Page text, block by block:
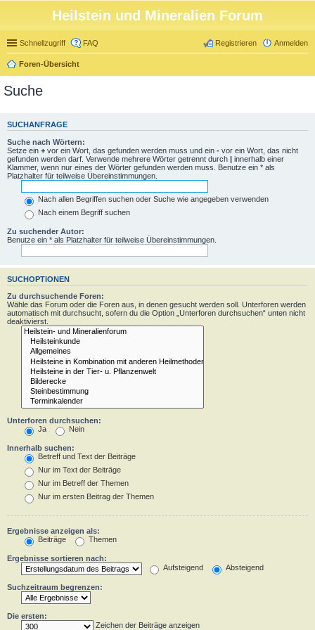
Heilstein und Mineralien Forum
Schnellzugriff FAQ Anmelden
Registrieren
Foren-Übersicht
Suche
SUCHANFRAGE
Suche nach Wörtern:
Setze ein + vor ein Wort, das gefunden werden muss und ein - vor ein Wort, das nicht
gefunden werden darf. Verwende mehrere Wörter getrennt durch | innerhalb einer
Klammer, wenn nur eines der Wörter gefunden werden muss. Benutze ein * als
Platzhalter für teilweise Übereinstimmungen.
Nach allen Begriffen suchen oder Suche wie angegeben verwenden
Nach einem Begriff suchen
Zu suchender Autor:
Benutze ein * als Platzhalter für teilweise Übereinstimmungen.
SUCHOPTIONEN
Zu durchsuchende Foren:
Wähle das Forum oder die Foren aus, in denen gesucht werden soll. Unterforen werden
automatisch mit durchsucht, sofern du die Option „Unterforen durchsuchen“ unten nicht
deaktivierst.
Unterforen durchsuchen:
Ja
Nein
Innerhalb suchen:
Betreff und Text der Beiträge
Nur im Text der Beiträge
Nur im Betreff der Themen
Nur im ersten Beitrag der Themen
Ergebnisse anzeigen als:
Beiträge
Themen
Ergebnisse sortieren nach:
Aufsteigend
Absteigend
Suchzeitraum begrenzen:
Die ersten:
Zeichen der Beiträge anzeigen